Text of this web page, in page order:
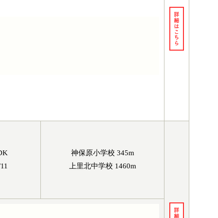
神保原小学校 345m
上里北中学校 1460m